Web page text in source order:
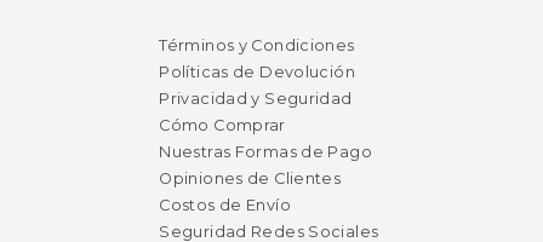
Términos y Condiciones
Políticas de Devolución
Privacidad y Seguridad
Cómo Comprar
Nuestras Formas de Pago
Opiniones de Clientes
Costos de Envío
Seguridad Redes Sociales